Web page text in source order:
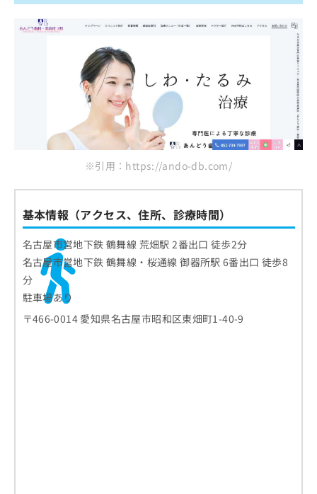
※引用：https://ando-db.com/
基本情報（アクセス、住所、診療時間）
名古屋市営地下鉄 鶴舞線 荒畑駅 2番出口 徒歩2分
名古屋市営地下鉄 鶴舞線・桜通線 御器所駅 6番出口 徒歩8
分
駐車場あり
〒466-0014 愛知県名古屋市昭和区東畑町1-40-9